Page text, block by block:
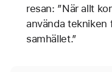
resan: ”När allt
använda tekniken
samhället.”